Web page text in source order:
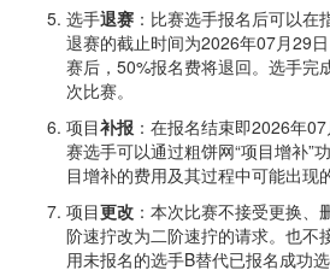
选手退赛 ：比赛选手报名后可以在
退赛的截止时间为2026年07月29
赛后，50%报名费将退回。选手完
次比赛。
项目补报 ：在报名结束即2026年
赛选手可以通过粗饼网“项目增补”
目增补的费用及其过程中可能出现
项目更改 ：本次比赛不接受更换
阶速拧改为二阶速拧的请求。也不
用未报名的选手B替代已报名成功选